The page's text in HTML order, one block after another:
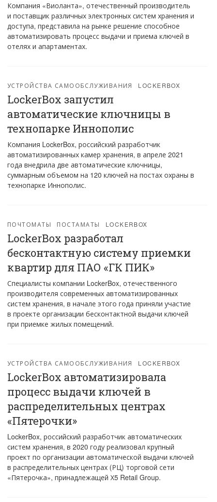
Компания «Виоланта», отечественный производитель
и поставщик различных электронных систем хранения и
доступа, представила на рынке решение способное
автоматизировать процесс выдачи и приема ключей в
отелях и апартаментах.
УСТРОЙСТВА САМООБСЛУЖИВАНИЯ LOCKERBOX
LockerBox запустил
автоматические ключницы в
технопарке Иннополис
Компания LockerBox, российский разработчик
автоматизированных камер хранения, в апреле 2021
года внедрила две автоматические ключницы,
суммарным объемом на 120 ключей на постах охраны в
технопарке Иннополис.
ПОЧТОМАТЫ ПОСТАМАТЫ LOCKERBOX
LockerBox разработал
бесконтактную систему приемки
квартир для ПАО «ГК ПИК»
Специалисты компании LockerBox, отечественного
производителя современных автоматизированных
систем хранения, в начале этого года приняли участие
в проекте организации бесконтактной выдачи ключей
при приемке жилых помещений.
УСТРОЙСТВА САМООБСЛУЖИВАНИЯ LOCKERBOX
LockerBox автоматизировала
процесс выдачи ключей в
распределительных центрах
«Пятерочки»
LockerBox, российский разработчик автоматических
систем хранения, в 2020 году реализовал крупный
проект по организации автоматической выдачи ключей
в распределительных центрах (РЦ) торговой сети
«Пятерочка», принадлежащей Х5 Retail Group.